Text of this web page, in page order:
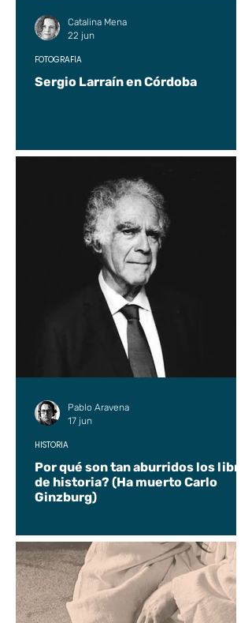
Sergio Larraín en Córdoba
FOTOGRAFÍA
Catalina Mena
22 jun
Por qué son tan aburridos los libros
de historia? (Ha muerto Carlo
Ginzburg)
HISTORIA
Pablo Aravena
17 jun